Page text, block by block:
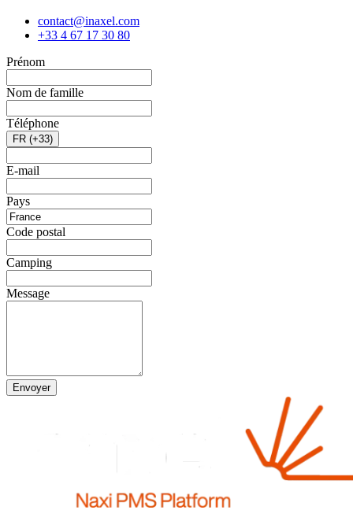
contact@inaxel.com
+33 4 67 17 30 80
Prénom
Nom de famille
Téléphone
FR (+33)
E-mail
Pays
Code postal
Camping
Message
Envoyer